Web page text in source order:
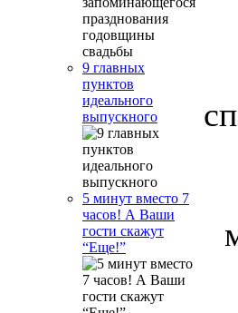
9 главных
пунктов
идеального
выпускного
5 минут вместо 7
часов! А Ваши
гости скажут
“Еще!”